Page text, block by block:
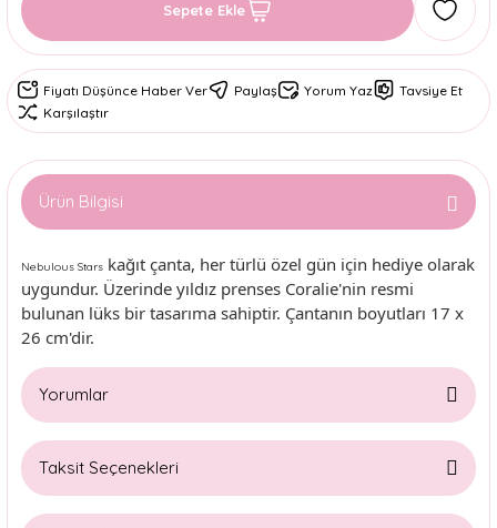
Sepete Ekle
Fiyatı Düşünce Haber Ver Paylaş Yorum Yaz
Tavsiye Et
Karşılaştır
Ürün Bilgisi
Nebulous Stars kağıt çanta, her türlü özel gün için hediye olarak
uygundur. Üzerinde yıldız prenses Coralie'nin resmi
bulunan lüks bir tasarıma sahiptir. Çantanın boyutları 17 x
26 cm'dir.
Yorumlar
Taksit Seçenekleri